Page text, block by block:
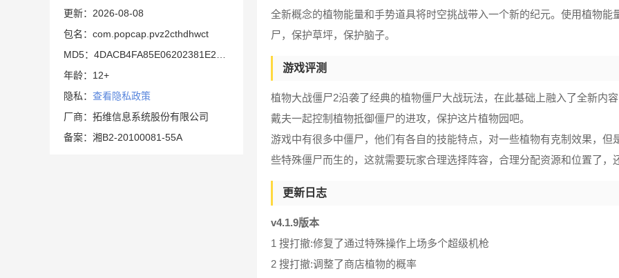
更新：2026-08-08
包名：com.popcap.pvz2cthdhwct
年龄：12+
隐私： 查看隐私政策
厂商：拓维信息系统股份有限公司
备案：湘B2-20100081-55A
全新概念的植物能量和手势道具将时空挑战带入一个新的纪元。使用植物
尸，保护草坪，保护脑子。
游戏评测
植物大战僵尸2沿袭了经典的植物僵尸大战玩法，在此基础上融入了全新内
戴夫一起控制植物抵御僵尸的进攻，保护这片植物园吧。
游戏中有很多中僵尸，他们有各自的技能特点，对一些植物有克制效果，
些特殊僵尸而生的，这就需要玩家合理选择阵容，合理分配资源和位置了，
更新日志
v4.1.9版本
1 搜打撤:修复了通过特殊操作上场多个超级机枪
2 搜打撤:调整了商店植物的概率